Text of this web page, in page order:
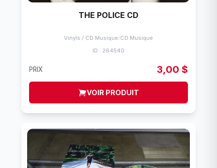
THE POLICE CD
Vinyls / CD Musique/CD Musique
ID : 264540
PRIX 3,00 $
VOIR PRODUIT